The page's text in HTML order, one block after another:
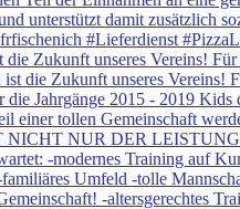
die Zukunft unseres Vereins! Für